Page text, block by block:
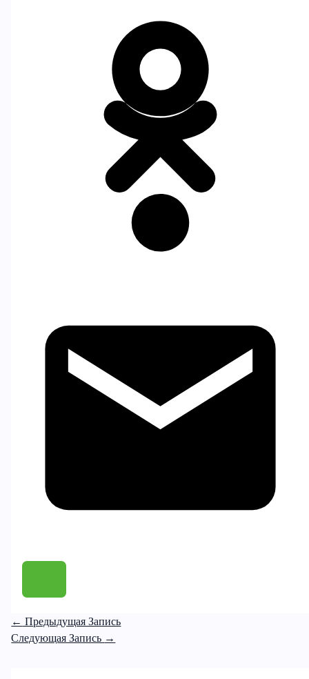
← Предыдущая Запись
Следующая Запись →